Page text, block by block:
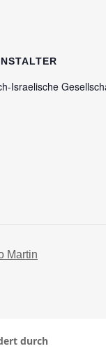
Israelische
Martin
durch